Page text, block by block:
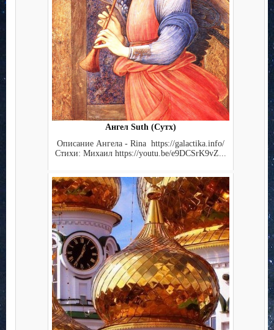
Ангел Suth (Сутх)
Описание Ангела - Rina https://galactika.info/
Стихи: Михаил https://youtu.be/e9DCSrK9vZ...